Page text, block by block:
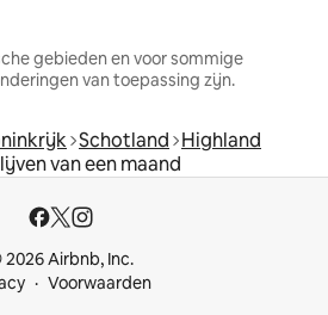
gebieden en voor sommige
van toepassing zijn.
Schotland Highland
van een maand
Airbnb, Inc.
Voorwaarden